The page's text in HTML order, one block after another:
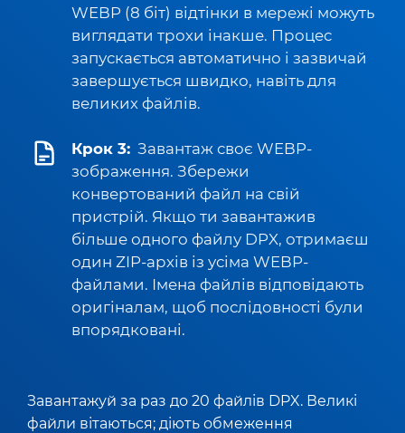
WEBP (8 біт) відтінки в мережі можуть
виглядати трохи інакше. Процес
запускається автоматично і зазвичай
завершується швидко, навіть для
великих файлів.
Крок 3: Завантаж своє WEBP-
зображення. Збережи
конвертований файл на свій
пристрій. Якщо ти завантажив
більше одного файлу DPX, отримаєш
один ZIP-архів із усіма WEBP-
файлами. Імена файлів відповідають
оригіналам, щоб послідовності були
впорядковані.
Завантажуй за раз до 20 файлів DPX. Великі
файли вітаються; діють обмеження